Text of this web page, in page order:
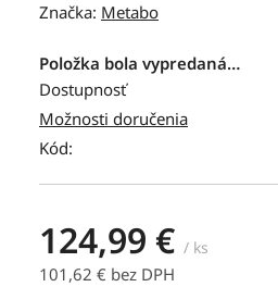
produktu
0,0
z
5
hviezdičiek.
Značka: Metabo
Položka bola vypredaná…
Dostupnosť
Možnosti doručenia
Kód:
124,99 € / ks
101,62 € bez DPH